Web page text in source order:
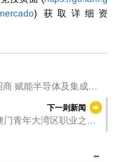
) 获取详细资
电
下一则新闻
门青年大湾区职业之路